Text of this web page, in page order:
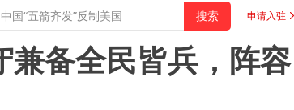
申请入驻
兼备全民皆兵，阵容